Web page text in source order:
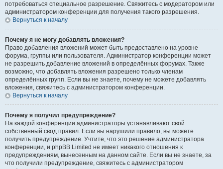
потребоваться специальное разрешение. Свяжитесь с модератором или
администратором конференции для получения такого разрешения.
Вернуться к началу
Почему я не могу добавлять вложения?
Право добавления вложений может быть предоставлено на уровне
форума, группы или пользователя. Администратор конференции может
не разрешить добавление вложений в определённых форумах. Также
возможно, что добавлять вложения разрешено только членам
определённых групп. Если вы не знаете, почему не можете добавлять
вложения, свяжитесь с администратором конференции.
Вернуться к началу
Почему я получил предупреждение?
На каждой конференции администраторы устанавливают свой
собственный свод правил. Если вы нарушили правило, вы можете
получить предупреждение. Учтите, что это решение администратора
конференции, и phpBB Limited не имеет никакого отношения к
предупреждениям, вынесенным на данном сайте. Если вы не знаете, за
что получили предупреждение, свяжитесь с администратором